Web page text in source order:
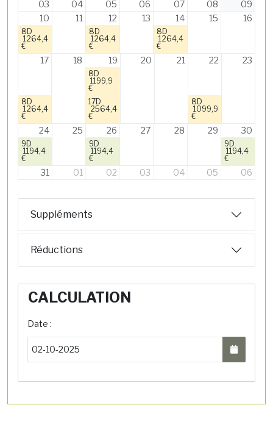
03 04 05 06 07 08
09
10
8D
1264,4
€
11 12
8D
1264,4
€
13 14
8D
1264,4
€
15 16
17
8D
1264,4
€
18 19
8D
1199,9
€
17D
2564,4
€
20 21 22
8D
1099,9
€
23
24
9D
1194,4
€
25 26
9D
1194,4
€
27 28 29 30
9D
1194,4
€
31 01 02 03 04 05 06
Suppléments
Réductions
CALCULATION
Date :